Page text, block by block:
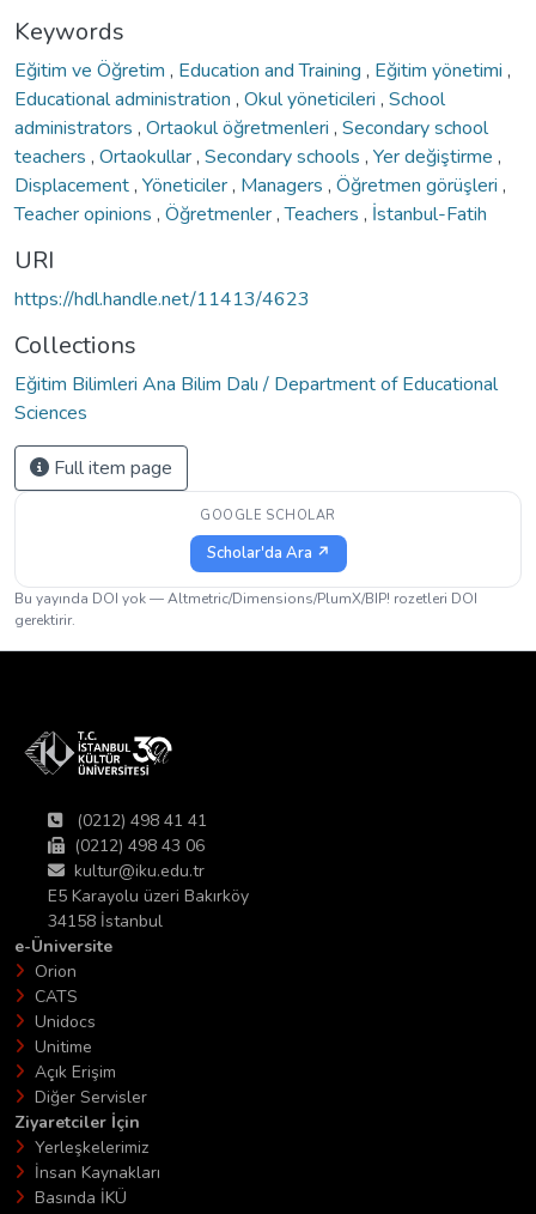
Keywords
Eğitim ve Öğretim , Education and Training , Eğitim yönetimi ,
Educational administration , Okul yöneticileri , School
administrators , Ortaokul öğretmenleri , Secondary school
teachers , Ortaokullar, Secondary schools , Yer değiştirme ,
Displacement, Yöneticiler, Managers , Öğretmen görüşleri ,
Teacher opinions , Öğretmenler,Teachers , İstanbul-Fatih
URI
https://hdl.handle.net/11413/4623
Collections
Eğitim Bilimleri Ana Bilim Dalı / Department of Educational
Sciences
Full item page
GOOGLE SCHOLAR
Scholar'da Ara ↗
Bu yayında DOI yok — Altmetric/Dimensions/PlumX/BIP! rozetleri DOI
gerektirir.
(0212) 498 41 41
(0212) 498 43 06
kultur@iku.edu.tr
E5 Karayolu üzeri Bakırköy
34158 İstanbul
e-Üniversite
Orion
CATS
Unidocs
Unitime
Açık Erişim
Diğer Servisler
Ziyaretciler İçin
Yerleşkelerimiz
İnsan Kaynakları
Basında İKÜ